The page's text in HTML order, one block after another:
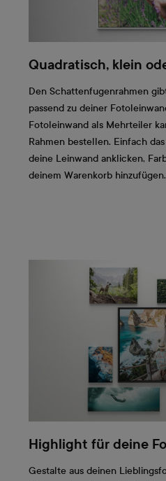
Quadratisch, klein
Den Schattenfugenrahmen
passend zu deiner
Fotoleinwand als Mehrteiler
Rahmen bestellen. Einfach
deine Leinwand anklicken,
deinem Warenkorb hinzufügen.
Highlight für deine
Gestalte aus deinen